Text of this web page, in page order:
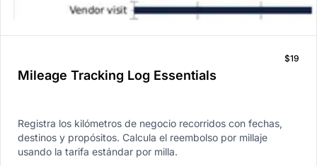
Mileage Tracking Log Essentials
$19
Registra los kilómetros de negocio recorridos con fechas,
destinos y propósitos. Calcula el reembolso por millaje
usando la tarifa estándar por milla.